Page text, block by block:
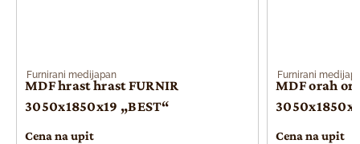
Furnirani medijapan
MDF hrast hrast FURNIR
3050x1850x19 „BEST“
Cena na upit
Furnirani
MDF orah
Cena na upit